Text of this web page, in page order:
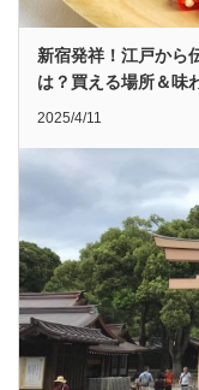
新宿発祥！江戸から
は？買える場所＆味
2025/4/11